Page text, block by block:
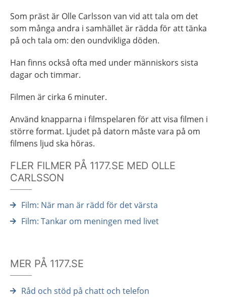
Som präst är Olle Carlsson van vid att tala om det
som många andra i samhället är rädda för att tänka
på och tala om: den oundvikliga döden.
Han finns också ofta med under människors sista
dagar och timmar.
Filmen är cirka 6 minuter.
Använd knapparna i filmspelaren för att visa filmen i
större format. Ljudet på datorn måste vara på om
filmens ljud ska höras.
FLER FILMER PÅ 1177.SE MED OLLE
CARLSSON
Film: När man är rädd för det värsta
Film: Tankar om meningen med livet
MER PÅ 1177.SE
Råd och stöd på chatt och telefon